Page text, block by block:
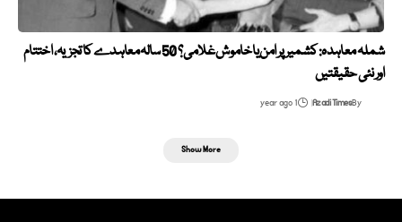
شملہ معاہدہ: کشمیر پر امن یا خاموش غلامی؟ 50 سالہ معاہدے کا تجزیہ، اختتام
اور نئی حقیقتیں
By
Azadi Times
1 year ago
Show More